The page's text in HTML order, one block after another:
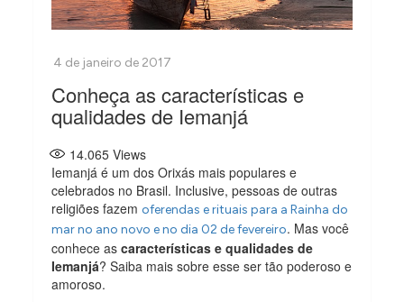
Conheça as características e
qualidades de Iemanjá
14.065 Views
Iemanjá é um dos Orixás mais populares e
celebrados no Brasil. Inclusive, pessoas de outras
religiões fazemoferendas e rituais para a Rainha do
mar no ano novo e no dia 02 de fevereiro. Mas você
conhece ascaracterísticas e qualidades de
Iemanjá? Saiba mais sobre esse ser tão poderoso e
amoroso.